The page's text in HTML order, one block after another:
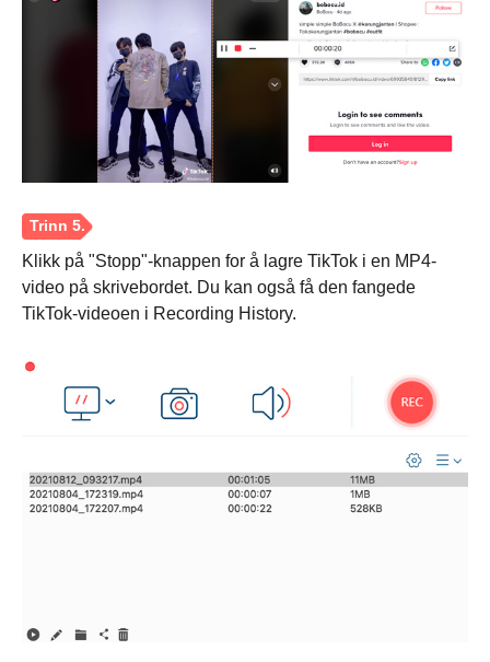
Trinn 3.
Klikk på "Stopp"-knappen for å lagre TikTok i en MP4-
video på skrivebordet. Du kan også få den fangede
TikTok-videoen i Recording History.